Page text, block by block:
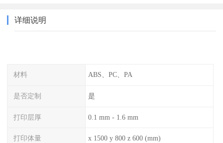
详细说明
材料 ABS、PC、PA
是否定制 是
打印层厚 0.1 mm - 1.6 mm
打印体量 x 1500 y 800 z 600 (mm)